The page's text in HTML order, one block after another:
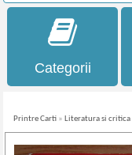
Categorii
Printre Carti » Literatura si critica